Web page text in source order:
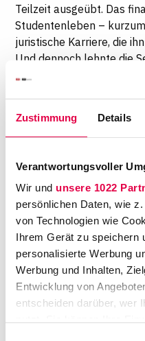
Zustimmung Details
Verantwortungsvoller
Wir und unsere 1022
persönlichen Daten, wie
von Technologien wie
Ihrem Gerät zu speichern
personalisierte Werbung
Werbung und Inhalten,
Entwicklung von
entscheiden darüber, wer
Teilzeit ausgeübt. Das
Studentenleben –
juristische Karriere, die
Und dennoch lehnte die
und Verbraucherschutz
dieser Tätigkeiten als
des Richters werde nicht
Alt. 2 des
angesetzt, weil er am
Hauch von "wo kämen
wohl Ausgangs- und
weckte schließlich den
des klagenden Richters,
entscheidenden
Instanz.